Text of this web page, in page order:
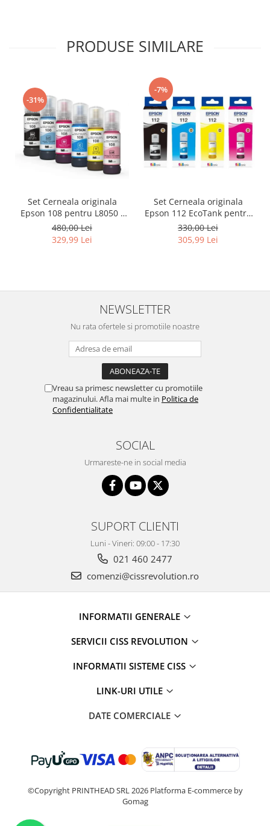
PRODUSE SIMILARE
-31%
Set Cerneala originala
Epson 108 pentru L8050 /
L18050
480,00 Lei
329,99 Lei
-7%
Set Cerneala originala
Epson 112 EcoTank pentru
L6460, L6490, L6550, L6570,
L6580, L11160, L15150,
L15160, L15180
330,00 Lei
305,99 Lei
NEWSLETTER
Nu rata ofertele si promotiile noastre
Vreau sa primesc newsletter cu promotiile
magazinului. Afla mai multe in Politica de
Confidentialitate
SOCIAL
Urmareste-ne in social media
SUPORT CLIENTI
Luni - Vineri: 09:00 - 17:30
021 460 2477
comenzi@cissrevolution.ro
INFORMATII GENERALE
SERVICII CISS REVOLUTION
INFORMATII SISTEME CISS
LINK-URI UTILE
DATE COMERCIALE
©Copyright PRINTHEAD SRL 2026 Platforma E-commerce by
Gomag